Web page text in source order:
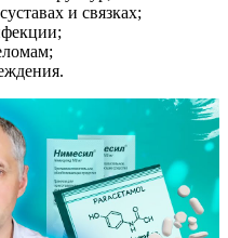
и связках;